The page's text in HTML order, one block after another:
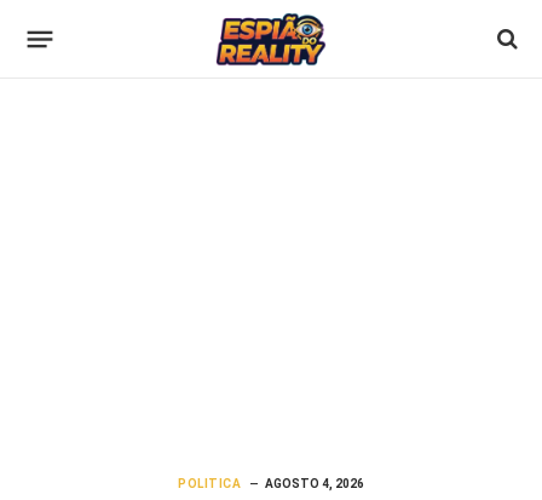
POLITICA AGOSTO 4, 2026